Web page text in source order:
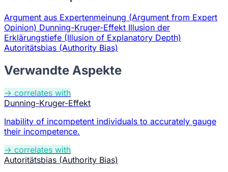
Argument aus Expertenmeinung (Argument from Expert
Opinion) Dunning-Kruger-Effekt Illusion der
Erklärungstiefe (Illusion of Explanatory Depth)
Autoritätsbias (Authority Bias)
Verwandte Aspekte
→ correlates with
Dunning-Kruger-Effekt
Inability of incompetent individuals to accurately gauge
their incompetence.
→ correlates with
Autoritätsbias (Authority Bias)